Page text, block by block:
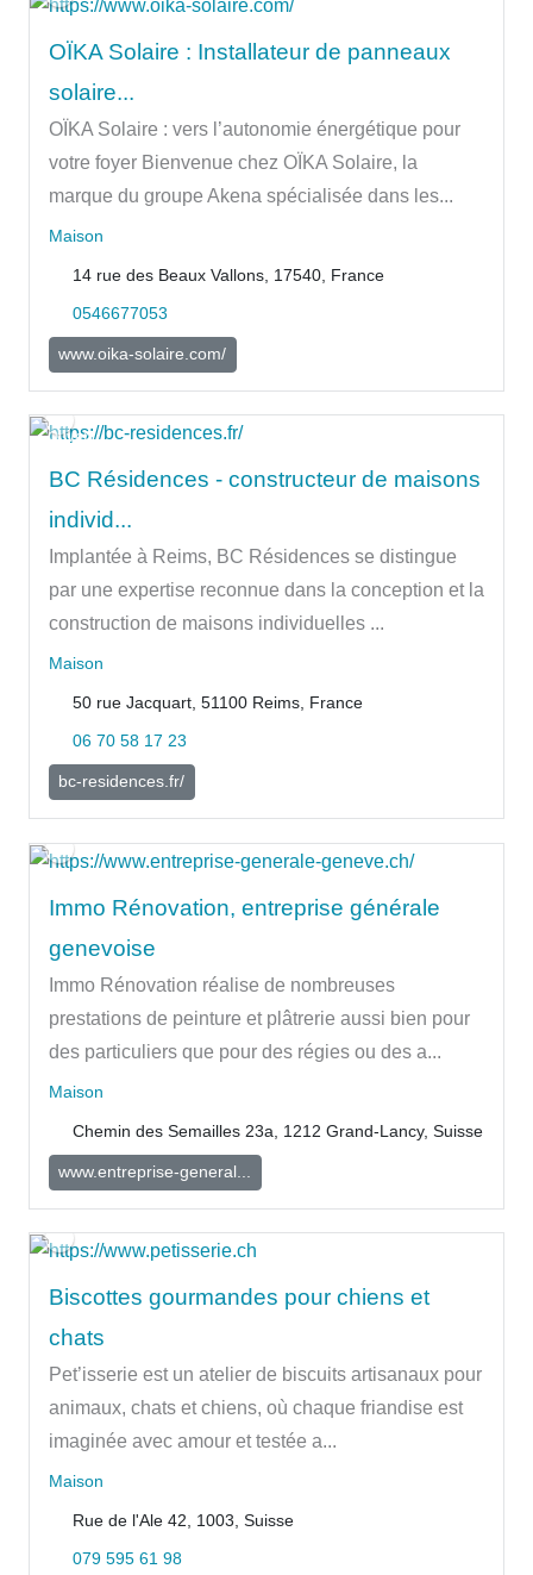
OÏKA Solaire : Installateur de panneaux
solaire...
OÏKA Solaire : vers l’autonomie énergétique pour
votre foyer Bienvenue chez OÏKA Solaire, la
marque du groupe Akena spécialisée dans les...
Maison
14 rue des Beaux Vallons, 17540, France
0546677053
www.oika-solaire.com/
BC Résidences - constructeur de maisons
individ...
Implantée à Reims, BC Résidences se distingue
par une expertise reconnue dans la conception et la
construction de maisons individuelles ...
Maison
50 rue Jacquart, 51100 Reims, France
06 70 58 17 23
bc-residences.fr/
Ouvert
Immo Rénovation, entreprise générale
genevoise
Immo Rénovation réalise de nombreuses
prestations de peinture et plâtrerie aussi bien pour
des particuliers que pour des régies ou des a...
Maison
Chemin des Semailles 23a, 1212 Grand-Lancy, Suisse
www.entreprise-general...
Biscottes gourmandes pour chiens et
chats
Pet’isserie est un atelier de biscuits artisanaux pour
animaux, chats et chiens, où chaque friandise est
imaginée avec amour et testée a...
Maison
Rue de l'Ale 42, 1003, Suisse
079 595 61 98